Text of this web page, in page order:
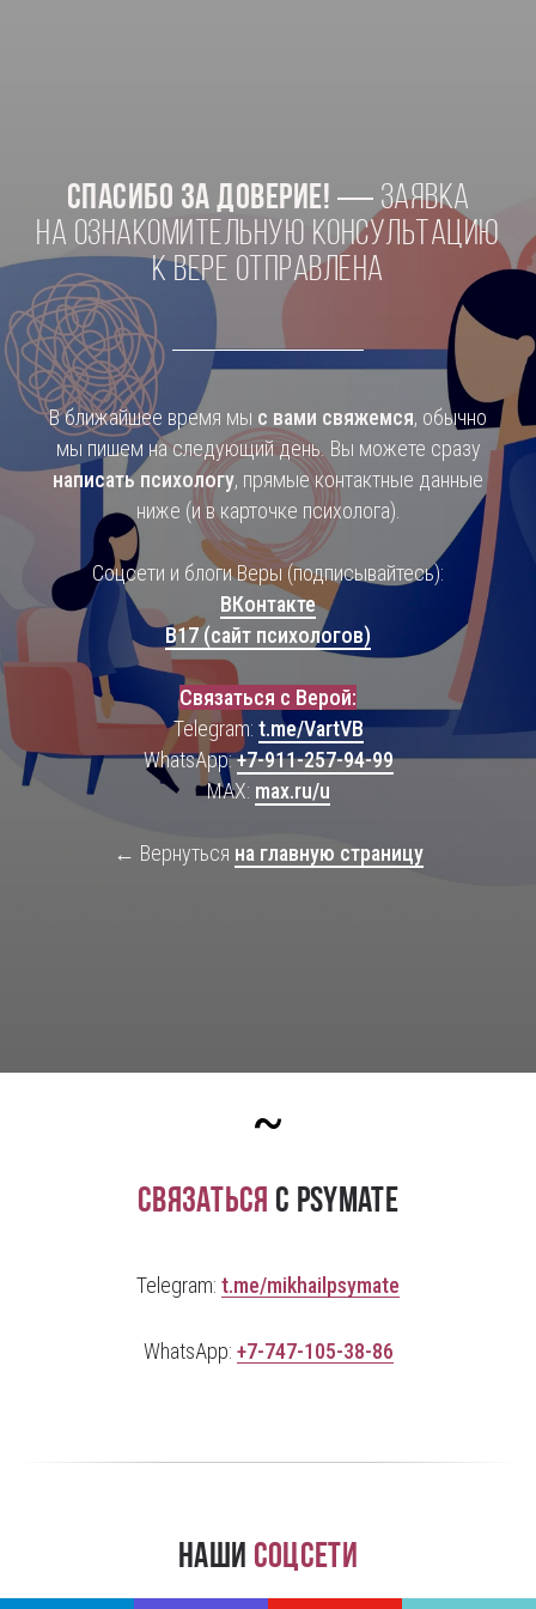
Спасибо за доверие! — заявка
на ознакомительную консультацию
к Вере отправлена
В ближайшее время мы с вами свяжемся, обычно
мы пишем на следующий день. Вы можете сразу
написать психологу, прямые контактные данные
ниже (и в карточке психолога).
Соцсети и блоги Веры (подписывайтесь):
ВКонтакте
B17 (сайт психологов)
Связаться с Верой:
Telegram: t.me/VartVB
WhatsApp:+7-911-257-94-99
MAX: max.ru/u
← Вернуться на главную страницу
~
Связаться с PsyMate
Telegram: t.me/mikhailpsymate
WhatsApp: +7-747-105-38-86
Наши соцсети